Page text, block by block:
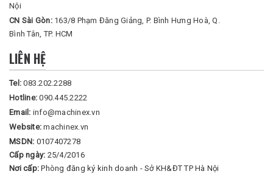
Nội
CN Sài Gòn: 163/8 Phạm Đăng Giảng, P. Bình Hưng Hoà, Q.
Bình Tân, TP. HCM
LIÊN HỆ
Tel:083.202.2288
Hotline:090.445.2222
Email: info@machinex.vn
Website:machinex.vn
MSDN: 0107407278
Cấp ngày: 25/4/2016
Nơi cấp:Phòng đăng ký kinh doanh - Sở KH&ĐT TP Hà Nội